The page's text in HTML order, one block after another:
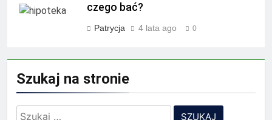
czego bać?
Patrycja 4 lata ago 0
Szukaj na stronie
Szukaj: